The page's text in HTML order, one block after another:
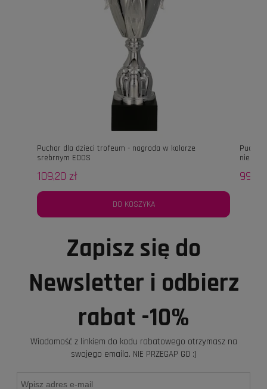
Puchar dla dzieci trofeum - nagroda w kolorze
srebrnym EDOS
109,20 zł
DO KOSZYKA
99,30
Zapisz się do
Newsletter i odbierz
rabat -10%
Wiadomość z linkiem do kodu rabatowego otrzymasz na
swojego emaila. NIE PRZEGAP GO :)